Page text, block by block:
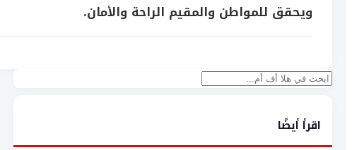
ويحقق للمواطن والمقيم الراحة والأمان.
بحث
اقرأ أيضًا